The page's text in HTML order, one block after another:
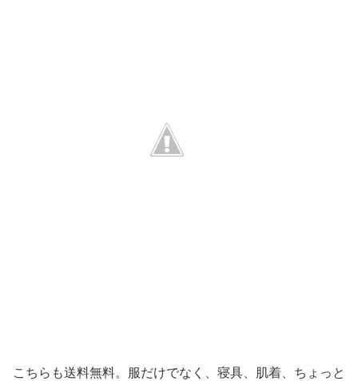
こちらも送料無料。服だけでなく、寝具、肌着、ちょっと